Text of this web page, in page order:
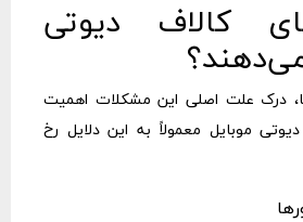
کالاف دیوتی
درک علت اصلی این مشکلات اهمیت
موبایل معمولاً به این دلایل رخ